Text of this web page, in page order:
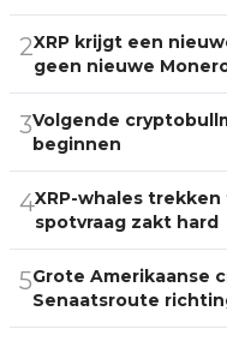
2XRP krijgt een
geen nieuwe
3Volgende
beginnen
4XRP-whales
spotvraag zakt hard
5Grote Amerikaanse
Senaatsroute